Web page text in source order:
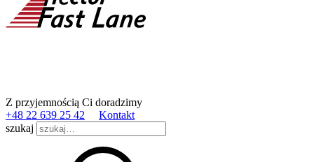
Z przyjemnością Ci doradzimy
+48 22 639 25 42
Kontakt
szukaj